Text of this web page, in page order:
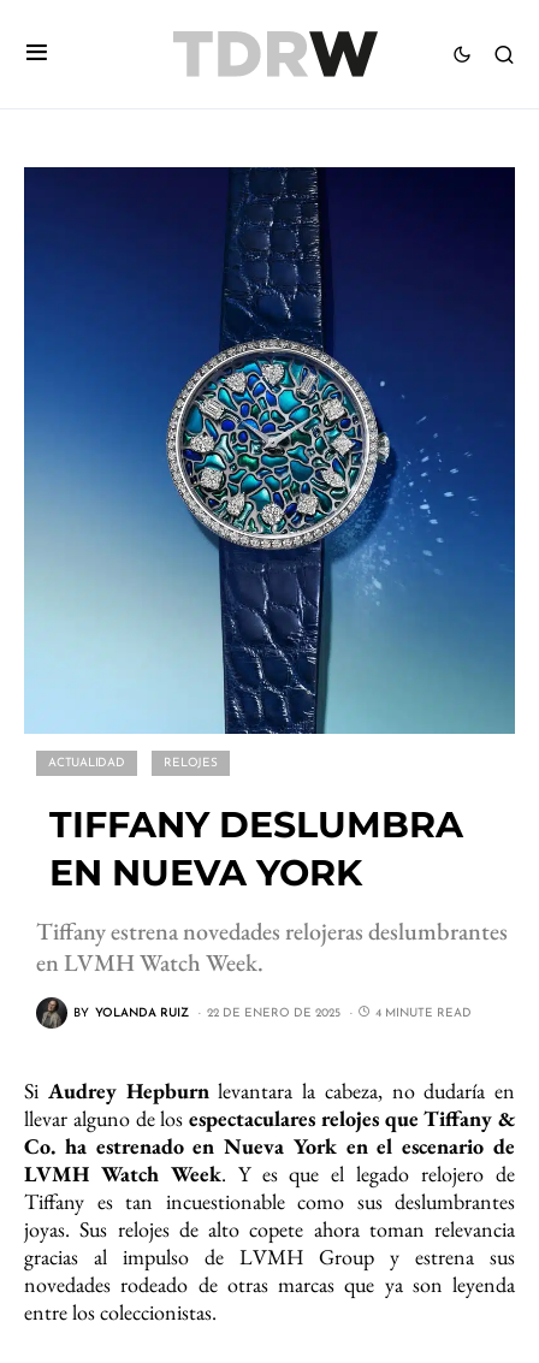
ACTUALIDAD RELOJES
TIFFANY DESLUMBRA
EN NUEVA YORK
Tiffany estrena novedades relojeras deslumbrantes
en LVMH Watch Week.
BY YOLANDA RUIZ 22 DE ENERO DE 2025 4 MINUTE READ
Si Audrey Hepburnlevantara la cabeza, no dudaría en
llevar alguno de los espectaculares relojes que Tiffany &
Co. ha estrenado en Nueva York en el escenario de
LVMH Watch Week. Y es que el legado relojero de
Tiffany es tan incuestionable como sus deslumbrantes
joyas. Sus relojes de alto copete ahora toman relevancia
gracias al impulso de LVMH Group y estrena sus
novedades rodeado de otras marcas que ya son leyenda
entre los coleccionistas.